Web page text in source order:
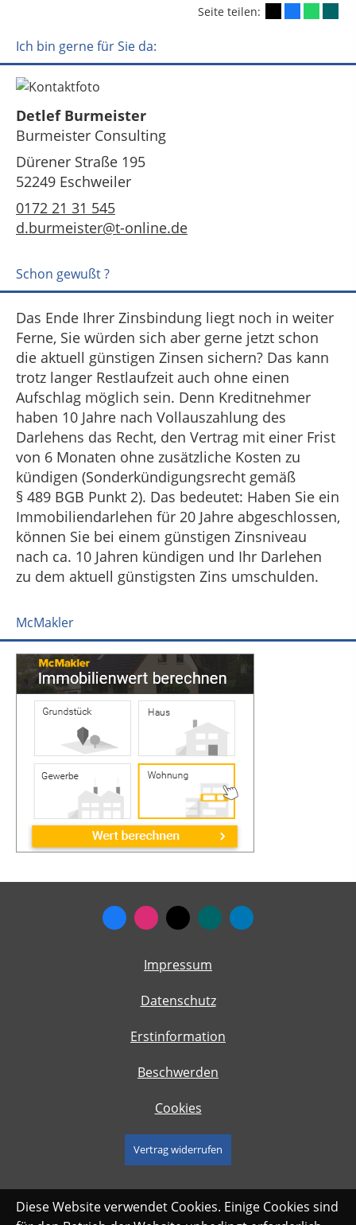
Seite teilen:
Ich bin gerne für Sie da:
Detlef Burmeister
Burmeister Consulting
Dürener Straße 195
52249 Eschweiler
0172 21 31 545
d.burmeister@t-online.de
Schon gewußt ?
Das Ende Ihrer Zinsbindung liegt noch in weiter
Ferne, Sie würden sich aber gerne jetzt schon
die aktuell günstigen Zinsen sichern? Das kann
trotz langer Restlaufzeit auch ohne einen
Aufschlag möglich sein. Denn Kreditnehmer
haben 10 Jahre nach Vollauszahlung des
Darlehens das Recht, den Vertrag mit einer Frist
von 6 Monaten ohne zusätzliche Kosten zu
kündigen (Sonderkündigungsrecht gemäß
§ 489 BGB Punkt 2). Das bedeutet: Haben Sie ein
Immobiliendarlehen für 20 Jahre abgeschlossen,
können Sie bei einem günstigen Zinsniveau
nach ca. 10 Jahren kündigen und Ihr Darlehen
zu dem aktuell günstigsten Zins umschulden.
McMakler
Impressum
Datenschutz
Erstinformation
Beschwerden
Cookies
Vertrag widerrufen
Diese Website verwendet Cookies. Einige Cookies sind